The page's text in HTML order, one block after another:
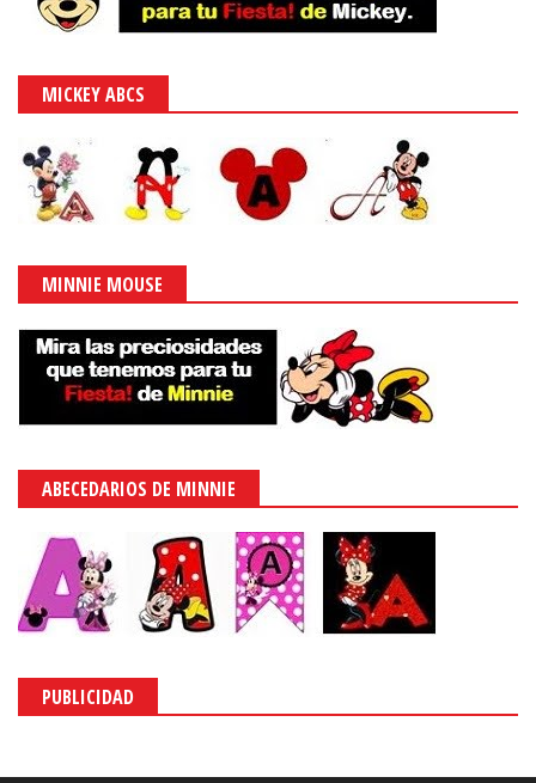
MICKEY ABCS
MINNIE MOUSE
ABECEDARIOS DE MINNIE
PUBLICIDAD